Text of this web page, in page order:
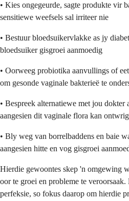
• Kies ongegeurde, sagte produkte vir
sensitiewe weefsels sal irriteer nie
• Bestuur bloedsuikervlakke as jy
bloedsuiker gisgroei aanmoedig
• Oorweeg probiotika aanvullings of
om gesonde vaginale bakterieë te
• Bespreek alternatiewe met jou dokter
aangesien dit vaginale flora kan ontwrig
• Bly weg van borrelbaddens en baie
aangesien hitte en vog gisgroei
Hierdie gewoontes skep 'n omgewing
oor te groei en probleme te
perfeksie, so fokus daarop om hierdie